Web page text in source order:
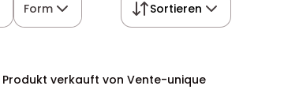
Form Sortieren
Produkt verkauft von Vente-unique